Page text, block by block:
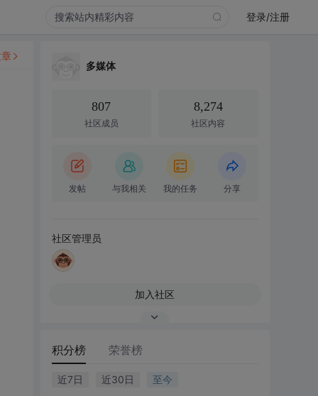
登录/注册
多媒体
807
社区成员
8,274
社区内容
发帖 与我相关 我的任务 分享
社区管理员
加入社区
积分榜 荣誉榜
近7日 近30日 至今